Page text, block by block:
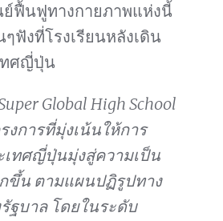
ย์ฟื้นฟูทางกายภาพแห่งนี้
ๆฟังที่โรงเรียนหลังเดิน
ทศญี่ปุ่น
Global High School
งการที่มุ่งเน้นให้การ
เทศญี่ปุ่นมุ่งสู่ความเป็น
ขึ้น ตามแผนปฏิรูปทาง
ฐบาล โดยในระดับ